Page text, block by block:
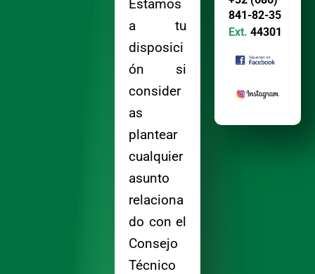
Estamos
a tu
disposici
ón si
consider
as
plantear
cualquier
asunto
relaciona
do con el
Consejo
Técnico
841-82-35
Ext. 44301